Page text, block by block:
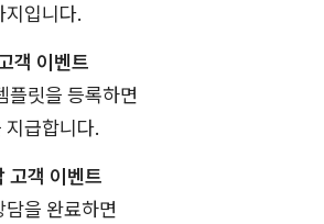
지입니다.
객 이벤트
릿을 등록하면
급합니다.
고객 이벤트
을 완료하면